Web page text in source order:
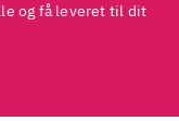
og få leveret til dit